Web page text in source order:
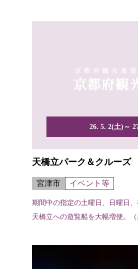
26. 5. 2(土)～
天橋立パーク＆クルーズ
宮津市 イベント等
期間中の指定の土曜日、日曜日
天橋立への遊覧船を大幅増便。